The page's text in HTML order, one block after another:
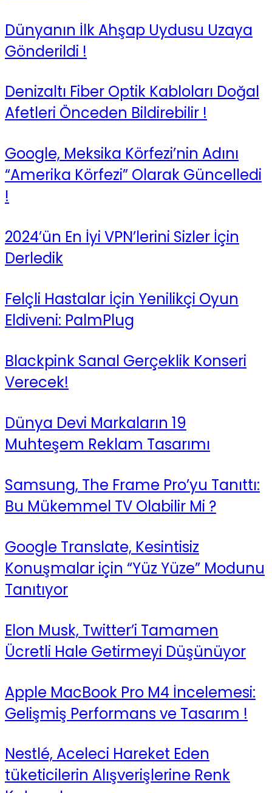
Dünyanın İlk Ahşap Uydusu Uzaya
Gönderildi !
Denizaltı Fiber Optik Kabloları Doğal
Afetleri Önceden Bildirebilir !
Google, Meksika Körfezi’nin Adını
“Amerika Körfezi” Olarak Güncelledi
!
2024’ün En İyi VPN’lerini Sizler İçin
Derledik
Felçli Hastalar İçin Yenilikçi Oyun
Eldiveni: PalmPlug
Blackpink Sanal Gerçeklik Konseri
Verecek!
Dünya Devi Markaların 19
Muhteşem Reklam Tasarımı
Samsung, The Frame Pro’yu Tanıttı:
Bu Mükemmel TV Olabilir Mi ?
Google Translate, Kesintisiz
Konuşmalar için “Yüz Yüze” Modunu
Tanıtıyor
Elon Musk, Twitter’i Tamamen
Ücretli Hale Getirmeyi Düşünüyor
Apple MacBook Pro M4 İncelemesi:
Gelişmiş Performans ve Tasarım !
Nestlé, Aceleci Hareket Eden
tüketicilerin Alışverişlerine Renk